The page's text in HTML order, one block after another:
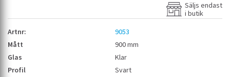
Säljs endast
i butik
9053
900 mm
Klar
Svart